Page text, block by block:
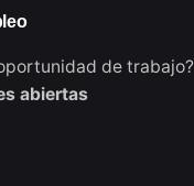
oportunidad de trabajo?
abiertas